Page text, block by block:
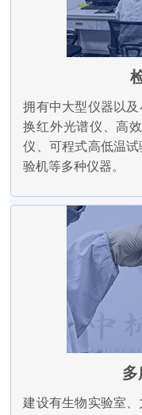
拥有中大型仪器以
换红外光谱仪、高
仪、可程式高低温
验机等多种仪器。
多
建设有生物实验室